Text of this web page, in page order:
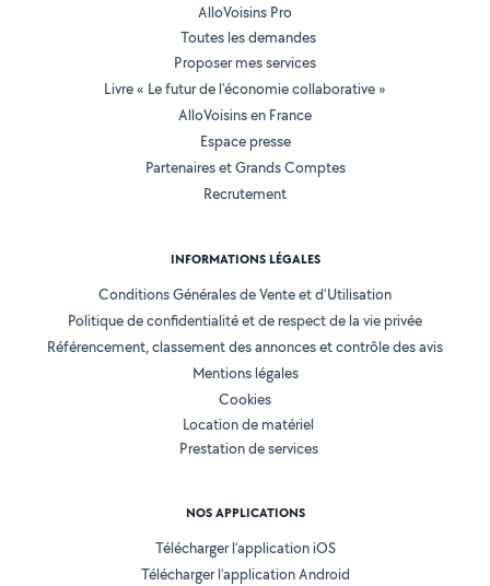
AlloVoisins Pro
Toutes les demandes
Proposer mes services
Livre « Le futur de l'économie collaborative »
AlloVoisins en France
Espace presse
Partenaires et Grands Comptes
Recrutement
INFORMATIONS LÉGALES
Conditions Générales de Vente et d'Utilisation
Politique de confidentialité et de respect de la vie privée
Référencement, classement des annonces et contrôle des avis
Mentions légales
Cookies
Location de matériel
Prestation de services
NOS APPLICATIONS
Télécharger l’application iOS
Télécharger l’application Android